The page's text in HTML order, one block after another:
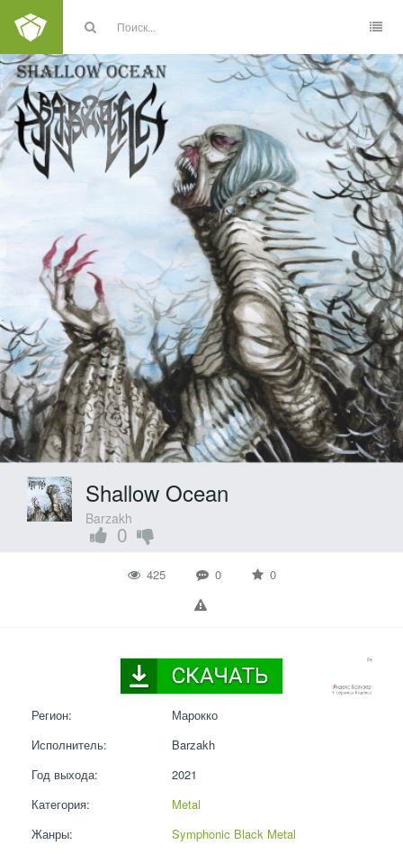
Shallow Ocean
Barzakh
0
425 0 0
Регион:
Марокко
Исполнитель:
Barzakh
Год выхода:
2021
Категория:
Metal
Жанры:
Symphonic Black Metal